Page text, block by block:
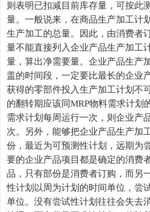
则表明已扣减目前库存量，可按此
量。一般说来，在商品生产加工计
生产加工的总量。因此，由消费者
量不能直接列入企业产品生产加工
量，算出净需要量。企业产品生产
盖的时间段，一定要比最长的企业
获得的零部件投入生产加工计划不
的翻转期应该同MRP物料需求计划
需求计划每周运行一次，则企业产
次。另外，能够把企业产品生产加
份，最近为可预测性计划，远期为
要的企业产品项目都是确定的消费
品，只有部份是消费者订购，而另
性计划以周为计划的时间单位，尝
单位。没有尝试性计划往往会失去